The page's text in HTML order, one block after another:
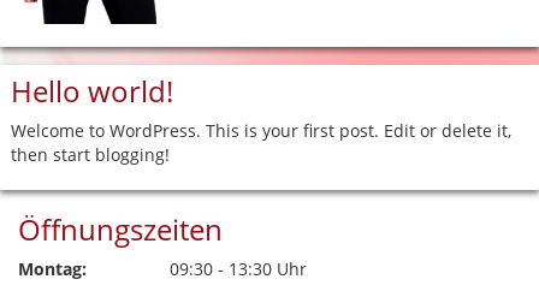
Hello world!
Welcome to WordPress. This is your first post. Edit or delete it,
then start blogging!
Öffnungszeiten
Montag: 09:30 - 13:30 Uhr